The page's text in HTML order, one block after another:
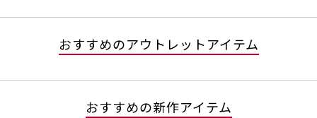
おすすめのアウトレットアイテム
おすすめの新作アイテム